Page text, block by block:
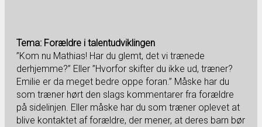
Tema: Forældre i talentudviklingen
”Kom nu Mathias! Har du glemt, det vi trænede
derhjemme?” Eller ”Hvorfor skifter du ikke ud, træner?
Emilie er da meget bedre oppe foran.” Måske har du
som træner hørt den slags kommentarer fra forældre
på sidelinjen. Eller måske har du som træner oplevet at
blive kontaktet af forældre, der mener, at deres barn bør